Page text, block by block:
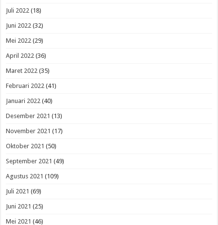
Juli 2022 (18)
Juni 2022 (32)
Mei 2022 (29)
April 2022 (36)
Maret 2022 (35)
Februari 2022 (41)
Januari 2022 (40)
Desember 2021 (13)
November 2021 (17)
Oktober 2021 (50)
September 2021 (49)
Agustus 2021 (109)
Juli 2021 (69)
Juni 2021 (25)
Mei 2021 (46)